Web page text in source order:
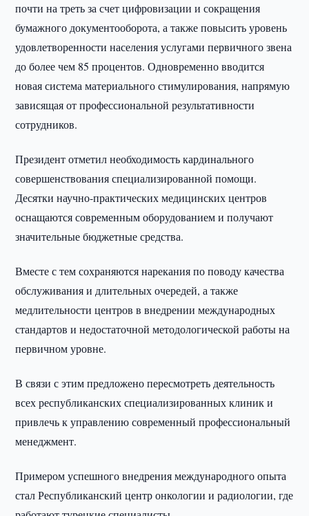
почти на треть за счет цифровизации и сокращения
бумажного документооборота, а также повысить уровень
удовлетворенности населения услугами первичного звена
до более чем 85 процентов. Одновременно вводится
новая система материального стимулирования, напрямую
зависящая от профессиональной результативности
сотрудников.
Президент отметил необходимость кардинального
совершенствования специализированной помощи.
Десятки научно-практических медицинских центров
оснащаются современным оборудованием и получают
значительные бюджетные средства.
Вместе с тем сохраняются нарекания по поводу качества
обслуживания и длительных очередей, а также
медлительности центров в внедрении международных
стандартов и недостаточной методологической работы на
первичном уровне.
В связи с этим предложено пересмотреть деятельность
всех республиканских специализированных клиник и
привлечь к управлению современный профессиональный
менеджмент.
Примером успешного внедрения международного опыта
стал Республиканский центр онкологии и радиологии, где